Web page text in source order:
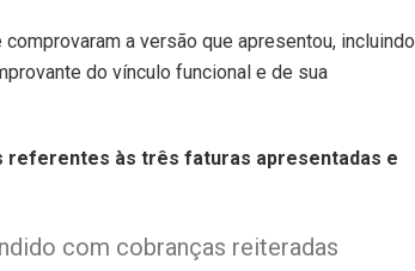
a versão que apresentou, incluindo
do vínculo funcional e de sua
referentes às três faturas apresentadas e
com cobranças reiteradas